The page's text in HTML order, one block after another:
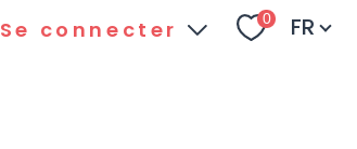
Se connecter 0 Langue
FR